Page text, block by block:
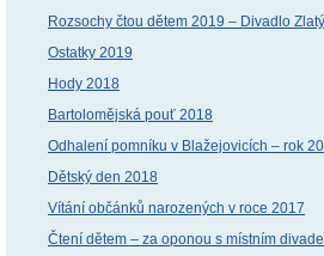
Rozsochy čtou dětem 2019 – Divadlo
Ostatky 2019
Hody 2018
Bartolomějská pouť 2018
Odhalení pomníku v Blažejovicích – rok
Dětský den 2018
Vítání občánků narozených v roce 2017
Čtení dětem – za oponou s místním